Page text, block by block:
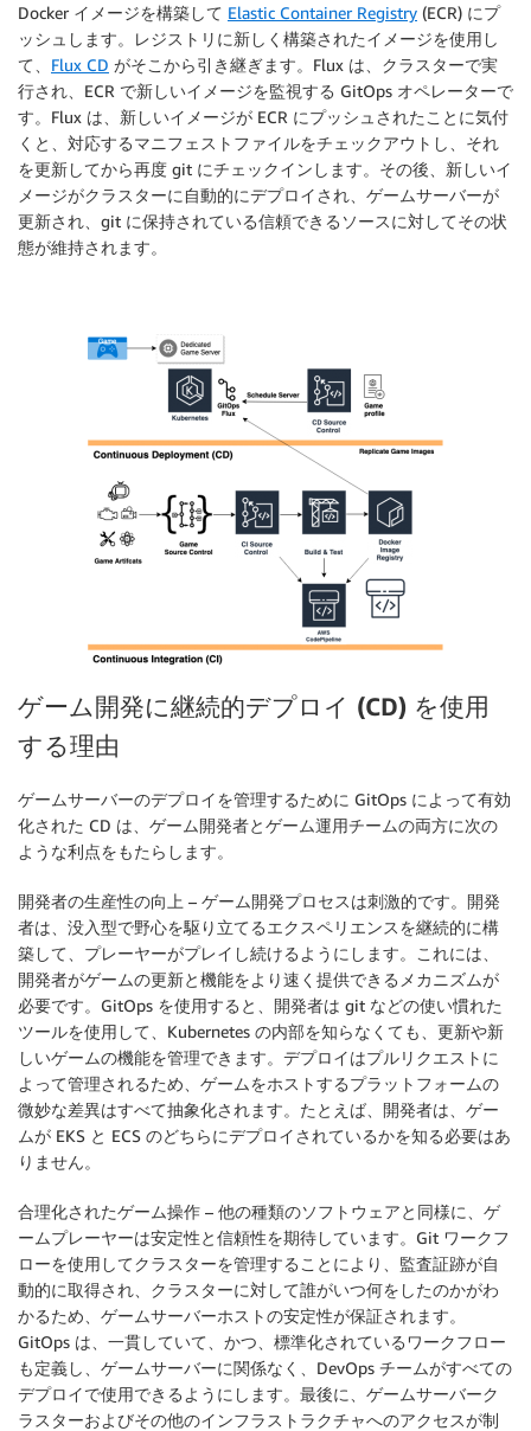
Docker イメージを構築して Elastic Container Registry (ECR) にプ
ッシュします。レジストリに新しく構築されたイメージを使用し
て、 Flux CD がそこから引き継ぎます。Flux は、クラスターで実
行され、ECR で新しいイメージを監視する GitOps オペレーターで
す。Flux は、新しいイメージが ECR にプッシュされたことに気付
くと、対応するマニフェストファイルをチェックアウトし、それ
を更新してから再度 git にチェックインします。その後、新しいイ
メージがクラスターに自動的にデプロイされ、ゲームサーバーが
更新され、git に保持されている信頼できるソースに対してその状
態が維持されます。
ゲーム開発に継続的デプロイ (CD) を使用
する理由
ゲームサーバーのデプロイを管理するために GitOps によって有効
化された CD は、ゲーム開発者とゲーム運用チームの両方に次の
ような利点をもたらします。
開発者の生産性の向上 – ゲーム開発プロセスは刺激的です。開発
者は、没入型で野心を駆り立てるエクスペリエンスを継続的に構
築して、プレーヤーがプレイし続けるようにします。これには、
開発者がゲームの更新と機能をより速く提供できるメカニズムが
必要です。GitOps を使用すると、開発者は git などの使い慣れた
ツールを使用して、Kubernetes の内部を知らなくても、更新や新
しいゲームの機能を管理できます。デプロイはプルリクエストに
よって管理されるため、ゲームをホストするプラットフォームの
微妙な差異はすべて抽象化されます。たとえば、開発者は、ゲー
ムが EKS と ECS のどちらにデプロイされているかを知る必要はあ
りません。
合理化されたゲーム操作 – 他の種類のソフトウェアと同様に、ゲ
ームプレーヤーは安定性と信頼性を期待しています。Git ワークフ
ローを使用してクラスターを管理することにより、監査証跡が自
動的に取得され、クラスターに対して誰がいつ何をしたのかがわ
かるため、ゲームサーバーホストの安定性が保証されます。
GitOps は、一貫していて、かつ、標準化されているワークフロー
も定義し、ゲームサーバーに関係なく、DevOps チームがすべての
デプロイで使用できるようにします。最後に、ゲームサーバーク
ラスターおよびその他のインフラストラクチャへのアクセスが制